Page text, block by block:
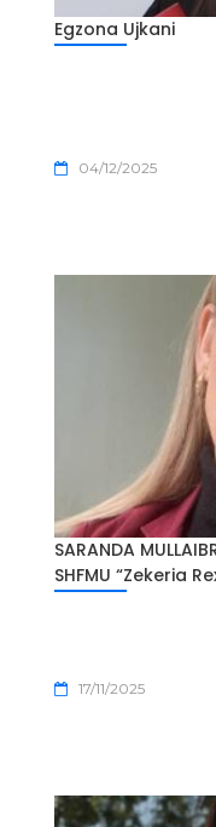
Egzona Ujkani
04/12/2025
SARANDA
SHFMU “Zekeria
17/11/2025